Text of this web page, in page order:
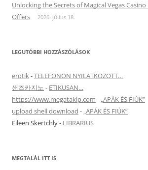
Unlocking the Secrets of Magical Vegas
Offers
2026. július 18.
LEGUTÓBBI HOZZÁSZÓLÁSOK
erotik-TELEFONON NYILATKOZOTT…
샌즈카지노 - ETIKUSAN…
https://www.megatakip.com - „APÁK ÉS FIÚK”
upload shell download - „APÁK ÉS FIÚK”
Eileen Skertchly- LIBRARIUS
MEGTALÁL ITT IS